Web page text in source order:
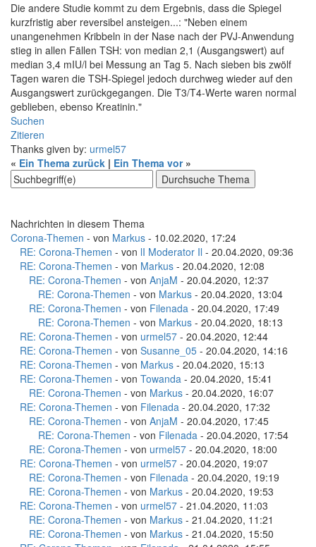
Die andere Studie kommt zu dem Ergebnis, dass die Spiegel
kurzfristig aber reversibel ansteigen...: "Neben einem
unangenehmen Kribbeln in der Nase nach der PVJ-Anwendung
stieg in allen Fällen TSH: von median 2,1 (Ausgangswert) auf
median 3,4 mIU/l bei Messung an Tag 5. Nach sieben bis zwölf
Tagen waren die TSH-Spiegel jedoch durchweg wieder auf den
Ausgangswert zurückgegangen. Die T3/T4-Werte waren normal
geblieben, ebenso Kreatinin."
Suchen
Zitieren
Thanks given by: urmel57
« Ein Thema zurück | Ein Thema vor»
Nachrichten in diesem Thema
Corona-Themen - von Markus - 10.02.2020, 17:24
RE: Corona-Themen - von lI Moderator Il - 20.04.2020, 09:36
RE: Corona-Themen - von Markus - 20.04.2020, 12:08
RE: Corona-Themen - von AnjaM - 20.04.2020, 12:37
RE: Corona-Themen - von Markus - 20.04.2020, 13:04
RE: Corona-Themen - von Filenada - 20.04.2020, 17:49
RE: Corona-Themen - von Markus - 20.04.2020, 18:13
RE: Corona-Themen - von urmel57 - 20.04.2020, 12:44
RE: Corona-Themen - von Susanne_05 - 20.04.2020, 14:16
RE: Corona-Themen - von Markus - 20.04.2020, 15:13
RE: Corona-Themen - von Towanda - 20.04.2020, 15:41
RE: Corona-Themen - von Markus - 20.04.2020, 16:07
RE: Corona-Themen - von Filenada - 20.04.2020, 17:32
RE: Corona-Themen - von AnjaM - 20.04.2020, 17:45
RE: Corona-Themen - von Filenada - 20.04.2020, 17:54
RE: Corona-Themen - von urmel57 - 20.04.2020, 18:00
RE: Corona-Themen - von urmel57 - 20.04.2020, 19:07
RE: Corona-Themen - von Filenada - 20.04.2020, 19:19
RE: Corona-Themen - von Markus - 20.04.2020, 19:53
RE: Corona-Themen - von urmel57 - 21.04.2020, 11:03
RE: Corona-Themen - von Markus - 21.04.2020, 11:21
RE: Corona-Themen - von Markus - 21.04.2020, 15:50